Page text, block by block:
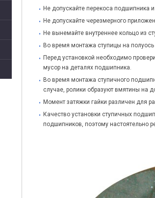
Не допускайте перекоса подшипника и
Не допускайте черезмерного
Не вынемайте внутреннее кольцо из
Во время монтажа ступицы на
Перед установкой необходимо
мусор на деталях подшипника.
Во время монтажа ступичного
случае, ролики образуют вмятины на
Момент затяжки гайки различен для
Качество установки ступичных
подшипников, поэтому настоятельно